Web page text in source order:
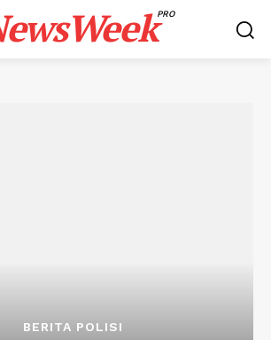
PRO
BERITA POLISI